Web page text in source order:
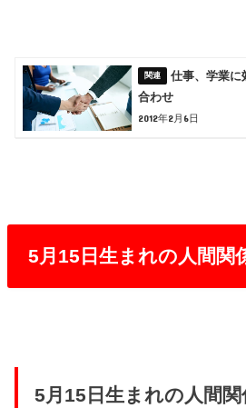
仕事、学業に
合わせ
2012年2月6日
5月15日生まれの人間関
5月15日生まれの人間